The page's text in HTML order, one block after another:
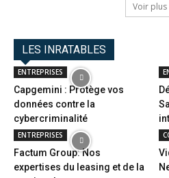
Voir plus
LES INRATABLES
ENTREPRISES
Capgemini : Protège vos
données contre la
cybercriminalité
ENTREPRISES
Factum Group: Nos
expertises du leasing et de la